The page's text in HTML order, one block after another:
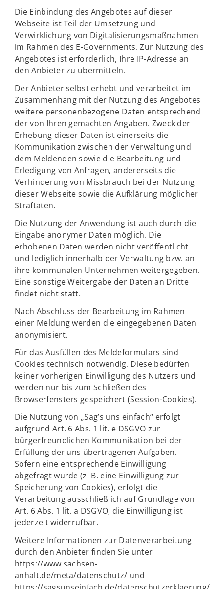
Die Einbindung des Angebotes auf dieser
Webseite ist Teil der Umsetzung und
Verwirklichung von Digitalisierungsmaßnahmen
im Rahmen des E-Governments. Zur Nutzung des
Angebotes ist erforderlich, Ihre IP-Adresse an
den Anbieter zu übermitteln.
Der Anbieter selbst erhebt und verarbeitet im
Zusammenhang mit der Nutzung des Angebotes
weitere personenbezogene Daten entsprechend
der von Ihren gemachten Angaben. Zweck der
Erhebung dieser Daten ist einerseits die
Kommunikation zwischen der Verwaltung und
dem Meldenden sowie die Bearbeitung und
Erledigung von Anfragen, andererseits die
Verhinderung von Missbrauch bei der Nutzung
dieser Webseite sowie die Aufklärung möglicher
Straftaten.
Die Nutzung der Anwendung ist auch durch die
Eingabe anonymer Daten möglich. Die
erhobenen Daten werden nicht veröffentlicht
und lediglich innerhalb der Verwaltung bzw. an
ihre kommunalen Unternehmen weitergegeben.
Eine sonstige Weitergabe der Daten an Dritte
findet nicht statt.
Nach Abschluss der Bearbeitung im Rahmen
einer Meldung werden die eingegebenen Daten
anonymisiert.
Für das Ausfüllen des Meldeformulars sind
Cookies technisch notwendig. Diese bedürfen
keiner vorherigen Einwilligung des Nutzers und
werden nur bis zum Schließen des
Browserfensters gespeichert (Session-Cookies).
Die Nutzung von „Sag’s uns einfach“ erfolgt
aufgrund Art. 6 Abs. 1 lit. e DSGVO zur
bürgerfreundlichen Kommunikation bei der
Erfüllung der uns übertragenen Aufgaben.
Sofern eine entsprechende Einwilligung
abgefragt wurde (z. B. eine Einwilligung zur
Speicherung von Cookies), erfolgt die
Verarbeitung ausschließlich auf Grundlage von
Art. 6 Abs. 1 lit. a DSGVO; die Einwilligung ist
jederzeit widerrufbar.
Weitere Informationen zur Datenverarbeitung
durch den Anbieter finden Sie unter
https://www.sachsen-
anhalt.de/meta/datenschutz/ und